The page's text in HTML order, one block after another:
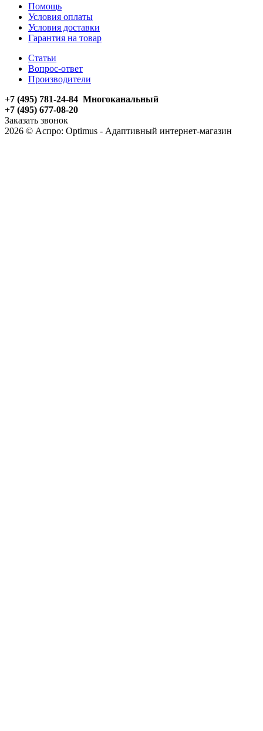
Помощь
Условия оплаты
Условия доставки
Гарантия на товар
Статьи
Вопрос-ответ
Производители
+7 (495) 781-24-84 Многоканальный
+7 (495) 677-08-20
Заказать звонок
2026 © Аспро: Optimus - Адаптивный интернет-магазин